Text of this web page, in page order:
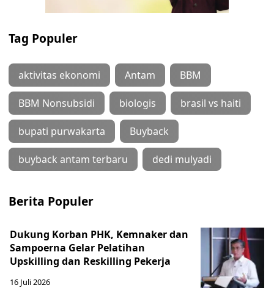
Tag Populer
aktivitas ekonomi Antam BBM
BBM Nonsubsidi biologis brasil vs haiti
bupati purwakarta Buyback
buyback antam terbaru dedi mulyadi
Berita Populer
Dukung Korban PHK, Kemnaker dan
Sampoerna Gelar Pelatihan
Upskilling dan Reskilling Pekerja
16 Juli 2026